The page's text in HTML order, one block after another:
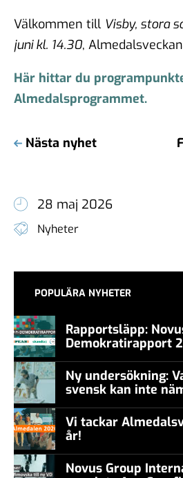
Välkommen till Visby, stora
juni kl. 14.30,
Här hittar du
Almedalsprogrammet.
Nästa nyhet
28 maj 2026
Nyheter
POPULÄRA NYHETER
Rapportsläpp:
Demokratirapport
Ny undersökning:
svensk kan inte
levande konstnär
Vi tackar
år!
Novus Group